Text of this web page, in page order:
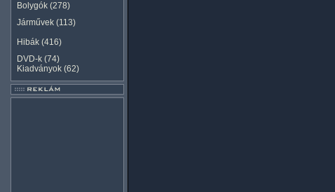
Bolygók (278)
Járművek (113)
Hibák (416)
DVD-k (74)
Kiadványok (62)